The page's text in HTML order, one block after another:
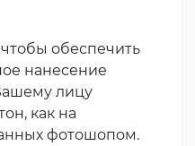
обеспечить
нанесение
лицу
как на
фотошопом.